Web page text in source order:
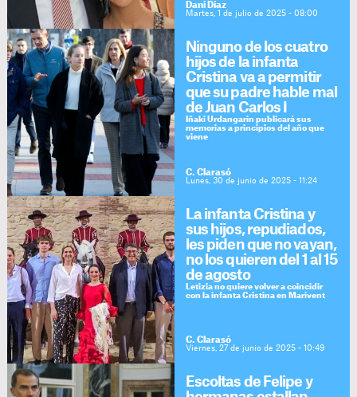
Dani Díaz
Martes, 1 de julio de 2025 - 08:00
Ninguno de los cuatro
hijos de la infanta
Cristina va a permitir
que su padre hable mal
de Juan Carlos I
Iñaki Urdangarin publicará sus
memorias a principios del año que
viene
C. Clarasó
Lunes, 30 de junio de 2025 - 11:24
La infanta Cristina y
sus hijos, repudiados,
les piden que no vayan,
no los quieren del 1 al 15
de agosto
Letizia no quiere volver a coincidir
con la infanta Cristina en Marivent
C. Clarasó
Viernes, 27 de junio de 2025 - 10:49
Escoltas de Felipe y